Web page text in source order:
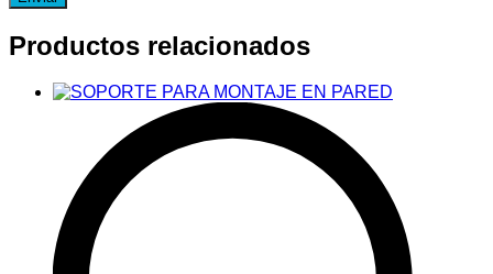
Productos relacionados